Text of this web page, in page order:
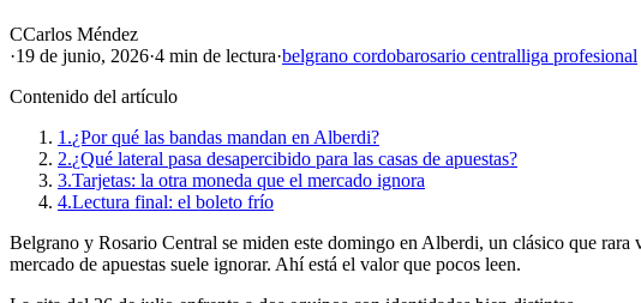
CCarlos Méndez
·19 de junio, 2026·4 min de lectura·belgrano cordobarosario centralliga profesional
Contenido del artículo
1.¿Por qué las bandas mandan en Alberdi?
2.¿Qué lateral pasa desapercibido para las casas de apuestas?
3.Tarjetas: la otra moneda que el mercado ignora
4.Lectura final: el boleto frío
Belgrano y Rosario Central se miden este domingo en Alberdi, un clásico que
mercado de apuestas suele ignorar. Ahí está el valor que pocos leen.